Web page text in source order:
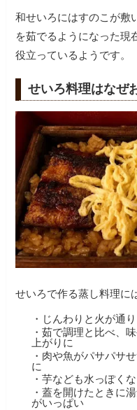
和せいろにはすのこが敷
を茹でるようになった現
役立っているようです。
せいろ料理はなぜ
せいろで作る蒸し料理に
・じんわりと火が通
・茹で調理と比べ、
上がりに
・肉や魚がパサパサ
に
・芋なども水っぽく
・蓋を開けたときに
がいっぱい